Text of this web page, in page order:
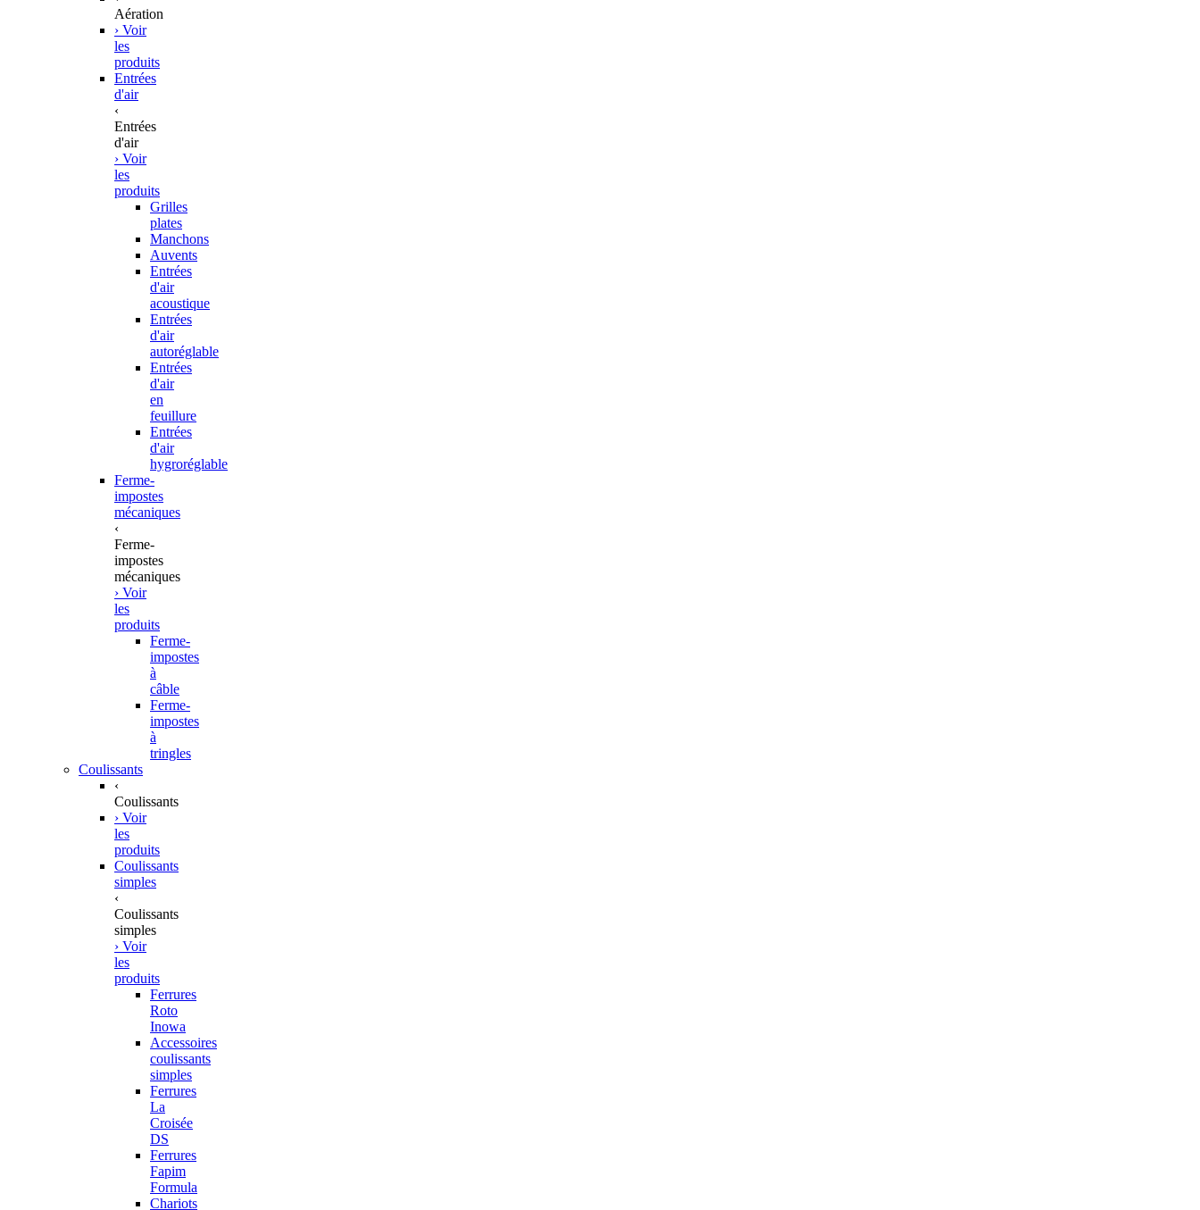
Aération
› Voir
les
produits
Entrées
d'air
‹
Entrées
d'air
› Voir
les
produits
Grilles
plates
Manchons
Auvents
Entrées
d'air
acoustique
Entrées
d'air
autoréglable
Entrées
d'air
en
feuillure
Entrées
d'air
hygroréglable
Ferme-
impostes
mécaniques
‹
Ferme-
impostes
mécaniques
› Voir
les
produits
Ferme-
impostes
à
câble
Ferme-
impostes
à
tringles
Coulissants
‹
Coulissants
› Voir
les
produits
Coulissants
simples
‹
Coulissants
simples
› Voir
les
produits
Ferrures
Roto
Inowa
Accessoires
coulissants
simples
Ferrures
La
Croisée
DS
Ferrures
Fapim
Formula
Chariots